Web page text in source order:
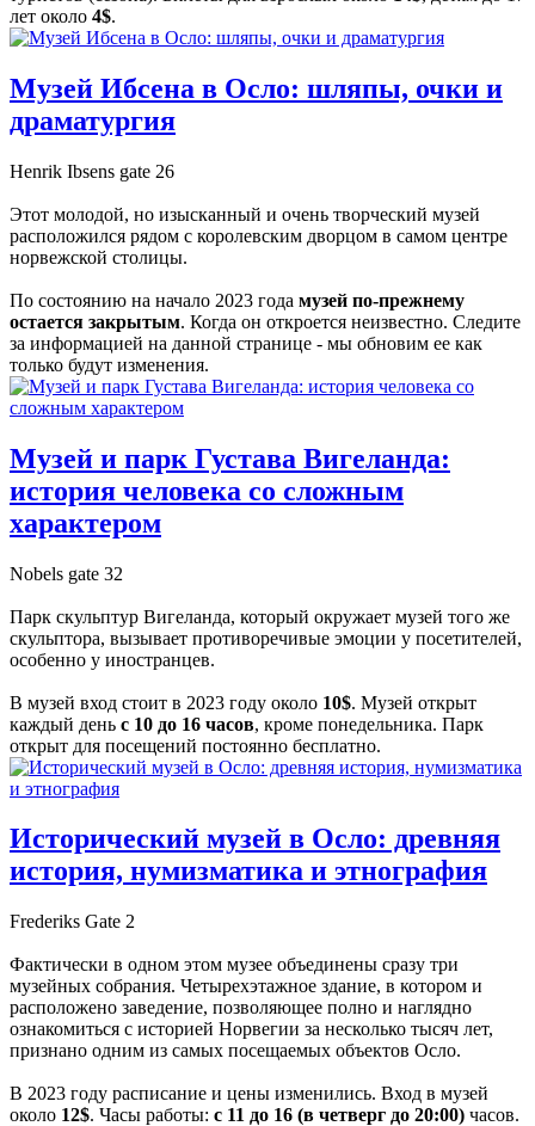
лет около 4$.
Музей Ибсена в Осло: шляпы, очки и
драматургия
Henrik Ibsens gate 26
Этот молодой, но изысканный и очень творческий музей
расположился рядом с королевским дворцом в самом центре
норвежской столицы.
По состоянию на начало 2023 года музей по-прежнему
остается закрытым. Когда он откроется неизвестно. Следите
за информацией на данной странице - мы обновим ее как
только будут изменения.
Музей и парк Густава Вигеланда:
история человека со сложным
характером
Nobels gate 32
Парк скульптур Вигеланда, который окружает музей того же
скульптора, вызывает противоречивые эмоции у посетителей,
особенно у иностранцев.
В музей вход стоит в 2023 году около 10$. Музей открыт
каждый день с 10 до 16 часов, кроме понедельника. Парк
открыт для посещений постоянно бесплатно.
Исторический музей в Осло: древняя
история, нумизматика и этнография
Frederiks Gate 2
Фактически в одном этом музее объединены сразу три
музейных собрания. Четырехэтажное здание, в котором и
расположено заведение, позволяющее полно и наглядно
ознакомиться с историей Норвегии за несколько тысяч лет,
признано одним из самых посещаемых объектов Осло.
В 2023 году расписание и цены изменились. Вход в музей
около 12$. Часы работы: с 11 до 16 (в четверг до 20:00) часов.